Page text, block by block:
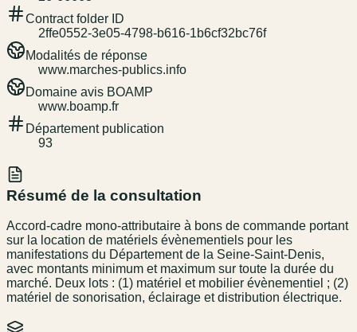
Contract folder ID
2ffe0552-3e05-4798-b616-1b6cf32bc76f
Modalités de réponse
www.marches-publics.info
Domaine avis BOAMP
www.boamp.fr
Département publication
93
Résumé de la consultation
Accord-cadre mono-attributaire à bons de commande portant
sur la location de matériels évènementiels pour les
manifestations du Département de la Seine-Saint-Denis,
avec montants minimum et maximum sur toute la durée du
marché. Deux lots : (1) matériel et mobilier évènementiel ; (2)
matériel de sonorisation, éclairage et distribution électrique.